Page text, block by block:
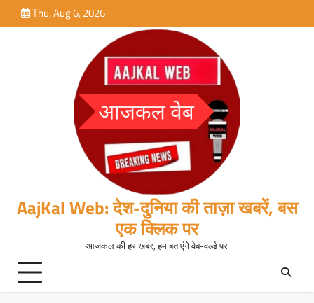
to
Thu, Aug 6, 2026
AajKal Web: देश-दुनिया की ताज़ा खबरें, बस
एक क्लिक पर
आजकल की हर खबर, हम बताएंगे वेब-वर्ल्ड पर